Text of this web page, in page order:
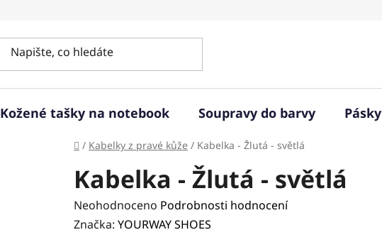
Kožené tašky na notebook Soupravy do barvy Pásky
Domů
/ Kabelky z pravé kůže / Kabelka - Žlutá - světlá
Kabelka - Žlutá - světlá
Průměrné
hodnocení
Neohodnoceno Podrobnosti hodnocení
Značka: YOURWAY SHOES